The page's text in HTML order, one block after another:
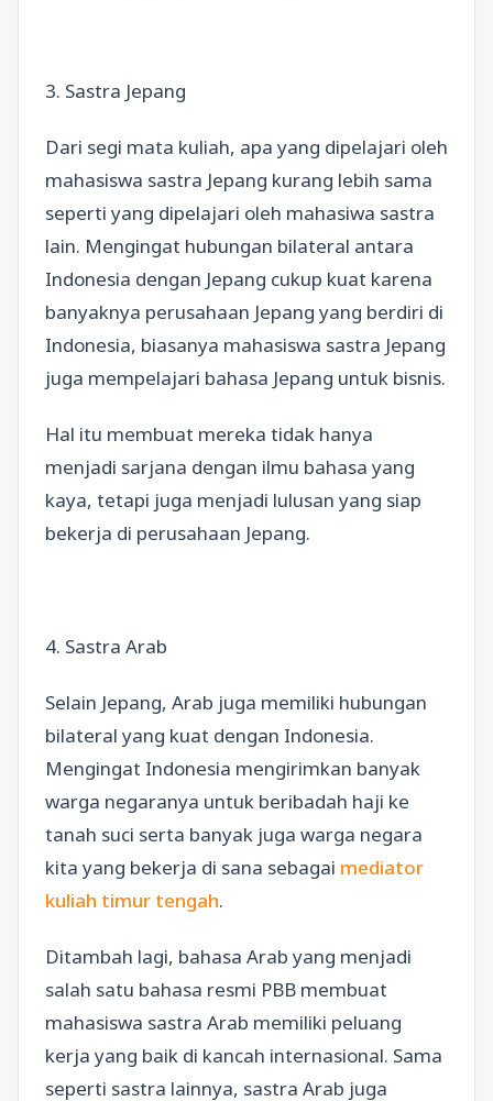
3. Sastra Jepang
Dari segi mata kuliah, apa yang dipelajari oleh
mahasiswa sastra Jepang kurang lebih sama
seperti yang dipelajari oleh mahasiwa sastra
lain. Mengingat hubungan bilateral antara
Indonesia dengan Jepang cukup kuat karena
banyaknya perusahaan Jepang yang berdiri di
Indonesia, biasanya mahasiswa sastra Jepang
juga mempelajari bahasa Jepang untuk bisnis.
Hal itu membuat mereka tidak hanya
menjadi sarjana dengan ilmu bahasa yang
kaya, tetapi juga menjadi lulusan yang siap
bekerja di perusahaan Jepang.
4. Sastra Arab
Selain Jepang, Arab juga memiliki hubungan
bilateral yang kuat dengan Indonesia.
Mengingat Indonesia mengirimkan banyak
warga negaranya untuk beribadah haji ke
tanah suci serta banyak juga warga negara
kita yang bekerja di sana sebagai mediator
kuliah timur tengah.
Ditambah lagi, bahasa Arab yang menjadi
salah satu bahasa resmi PBB membuat
mahasiswa sastra Arab memiliki peluang
kerja yang baik di kancah internasional. Sama
seperti sastra lainnya, sastra Arab juga